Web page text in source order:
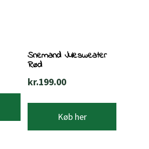
Snemand Julesweater
Rød
kr.199.00
Køb her